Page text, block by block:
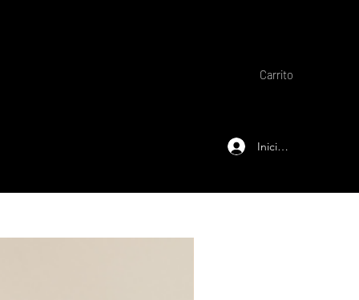
Carrito
Iniciar sesión